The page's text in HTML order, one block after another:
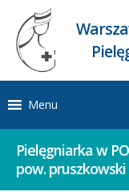
Menu
Pielęgniarka w
pow. pruszkowski